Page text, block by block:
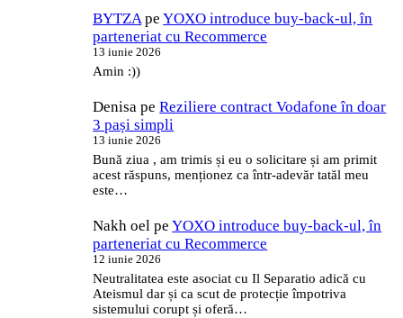
BYTZA peYOXO introduce buy-back-ul, în
parteneriat cu Recommerce
13 iunie 2026
Amin :))
Denisa peReziliere contract Vodafone în doar
3 pași simpli
13 iunie 2026
Bună ziua , am trimis și eu o solicitare și am primit
acest răspuns, menționez ca într-adevăr tatăl meu
este…
Nakh oel peYOXO introduce buy-back-ul, în
parteneriat cu Recommerce
12 iunie 2026
Neutralitatea este asociat cu Il Separatio adică cu
Ateismul dar și ca scut de protecție împotriva
sistemului corupt și oferă…